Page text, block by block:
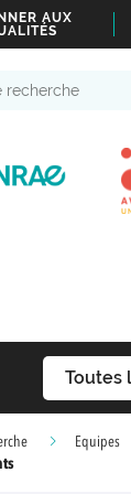
AUX
Toutes
Equipes